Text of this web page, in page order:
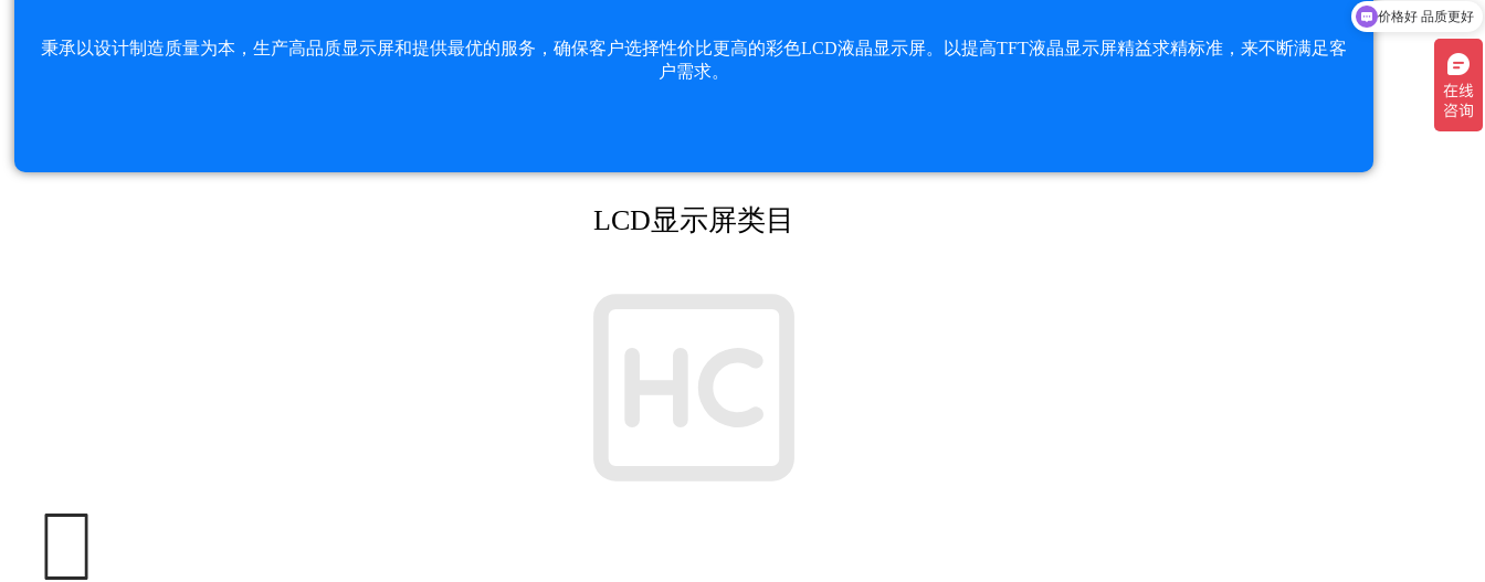
秉承以设计制造质量为本，生产高品质显示屏和提供最优的服务，确保客户选择性价比更高的彩色LCD液晶显示屏。以提高TFT液晶显示屏精益求精标准，来不断满足客
户需求。
LCD显示屏类目
亮度高，质量更高